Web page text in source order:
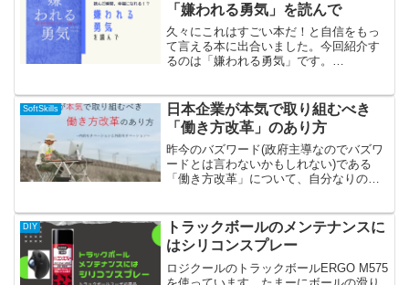
「嫌われる勇気」を読んで
久々にこれはすごい本だ！と自信をもっ
て言える本に出合いました。今回紹介す
るのは「嫌われる勇気」です。
(){ar...
SoftSkills
日本企業が本気で取り組むべき
「働き方改革」のあり方
昨今のバズワード(政府主導なのでバズワ
ードとは言わないかもしれない)である
「働き方改革」について、自分なりの考
はあるかもしれないですが、これも決し
て軽視出来るものではな...
DIY
トラックボールのメンテナンスに
はシリコンスプレー
ロジクールのトラックボールERGO M575